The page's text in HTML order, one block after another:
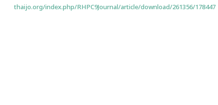
thaijo.org/index.php/RHPC9Journal/article/download/261356/178447